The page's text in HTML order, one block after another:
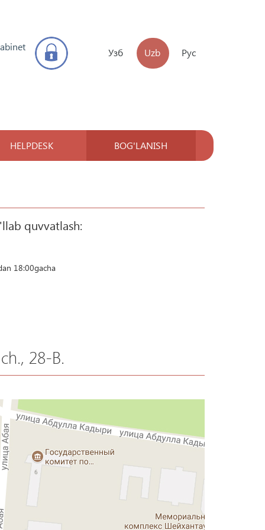
HELPDESK BOG'LANISH
Узб Uzb Рус
quvvatlash:
18:00gacha
28-B.